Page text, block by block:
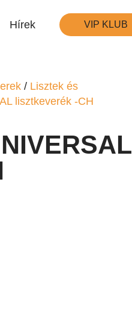
Hírek VIP KLUB
/ Lisztek és
lisztkeverék -CH